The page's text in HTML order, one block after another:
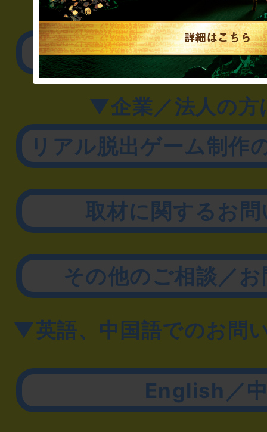
▼一般のお客様
公演内容、チケット
▼企業／法人の方
リアル脱出ゲーム制作
取材に関するお
その他のご相談／
▼英語、中国語でのお問
English／